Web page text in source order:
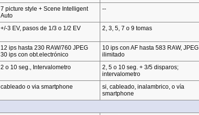
7 picture style + Scene Intelligent
Auto
--
+/-3 EV, pasos de 1/3 o 1/2 EV 2, 3, 5, 7 o 9 tomas
12 ips hasta 230 RAW/760 JPEG
30 ips con obt.electrónico
10 ips con AF hasta 583 RAW, JPEG
ilimitado
2 o 10 seg., Intervalometro
2, 5 o 10 seg. + 3/5 disparos;
intervalometro
cableado o via smartphone
si, cableado, inalambrico, o vía
smartphone